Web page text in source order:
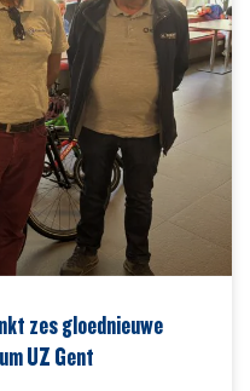
zes gloednieuwe
UZ Gent